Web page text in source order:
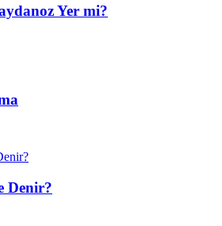
Yer mi?
Denir?